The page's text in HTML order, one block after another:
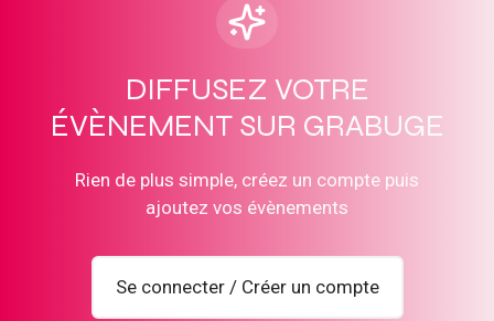
DIFFUSEZ VOTRE
ÉVÈNEMENT SUR GRABUGE
Rien de plus simple, créez un compte puis
ajoutez vos évènements
Se connecter / Créer un compte